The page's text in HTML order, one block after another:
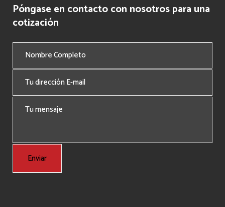
Póngase en contacto con nosotros para una
cotización